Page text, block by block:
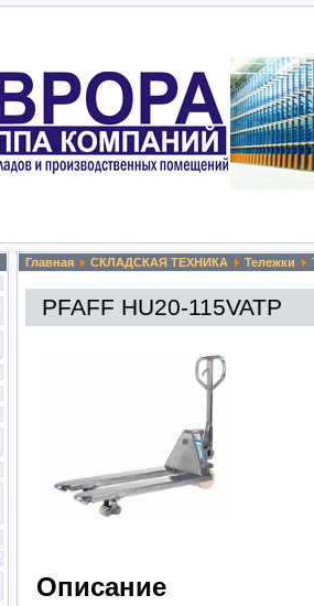
Главная СКЛАДСКАЯ ТЕХНИКА Тележки
PFAFF HU20-115VATP
Описание